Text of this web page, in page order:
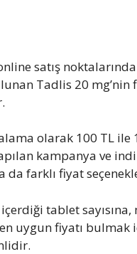
satış
Tadlis 20 mg’nin
olarak 100 TL ile
kampanya ve
da farklı fiyat
tablet sayısına,
uygun fiyatı bulmak